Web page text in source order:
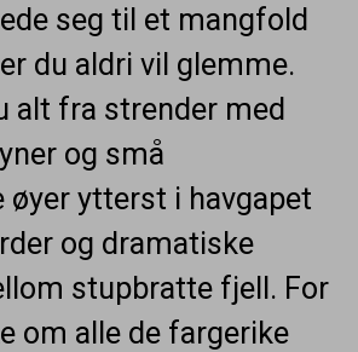
seg til et mangfold
du aldri vil glemme.
alt fra strender med
og små
øyer ytterst i havgapet
og dramatiske
stupbratte fjell. For
om alle de fargerike